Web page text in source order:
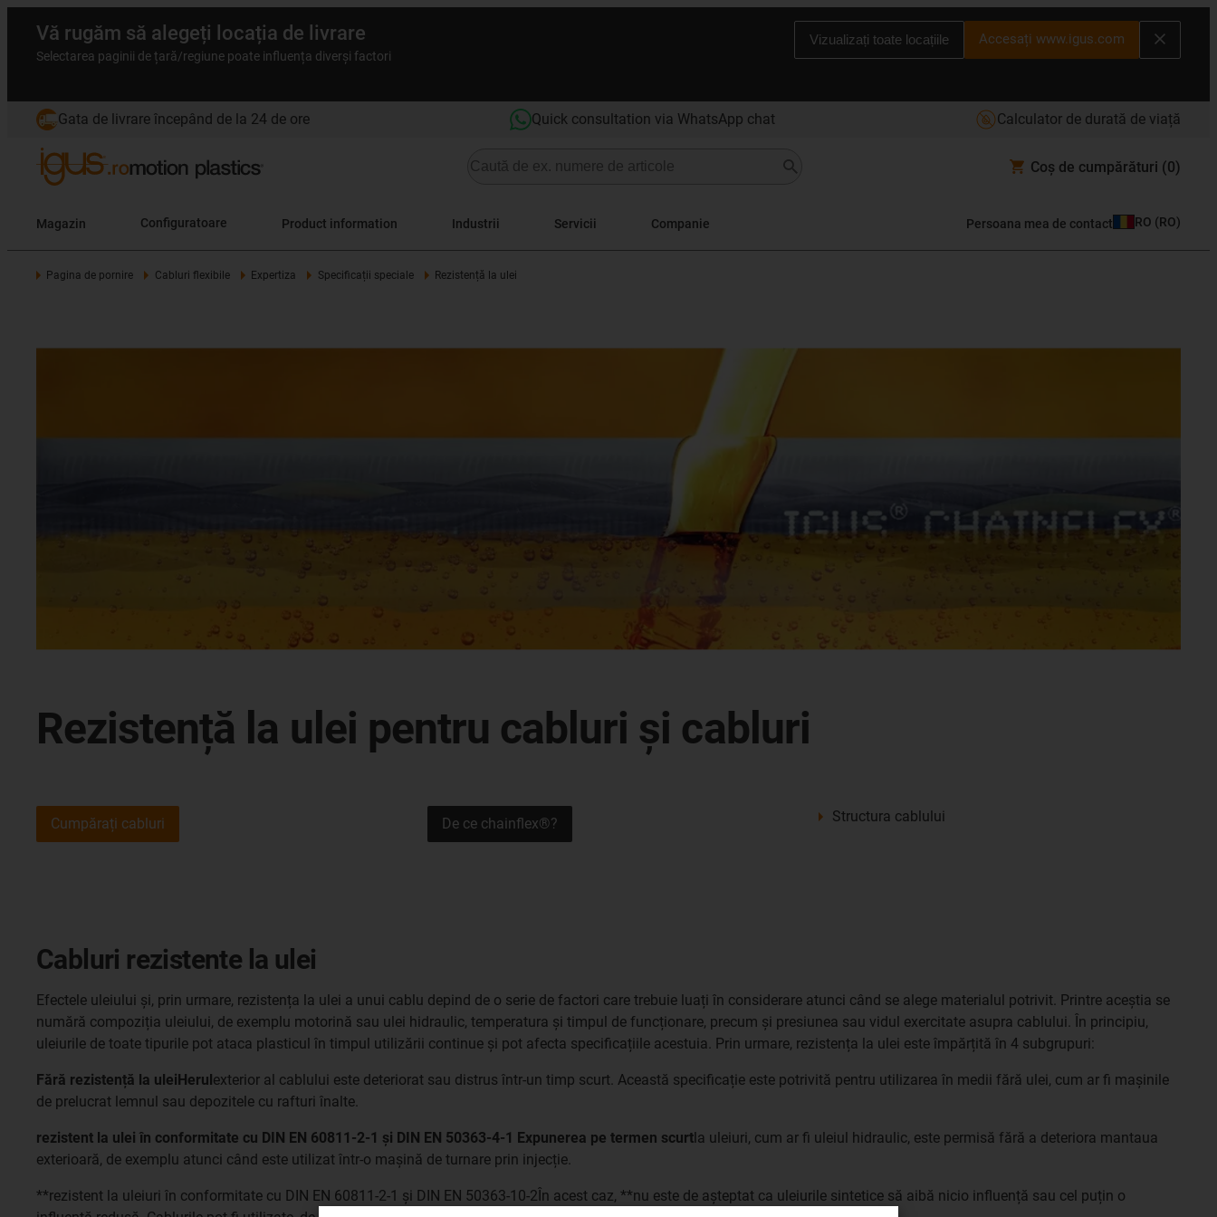
Vă rugăm să alegeți locația de livrare
Selectarea paginii de țară/regiune poate influența diverși factori
Vizualizați toate locațiile Accesați www.igus.com
Gata de livrare începând de la 24 de ore Quick consultation via WhatsApp chat Calculator de durată de viață
Coș de cumpărături (0)
Magazin Configuratoare Product information Industrii Servicii Companie Persoana mea de contact RO (RO)
Pagina de pornire Cabluri flexibile Expertiza Specificații speciale Rezistență la ulei
Rezistență la ulei pentru cabluri și cabluri
Cumpărați cabluri De ce chainflex®? Structura cablului
Cabluri rezistente la ulei
Efectele uleiului și, prin urmare, rezistența la ulei a unui cablu depind de o serie de factori care trebuie luați în considerare atunci când se alege materialul potrivit. Printre aceștia se
numără compoziția uleiului, de exemplu motorină sau ulei hidraulic, temperatura și timpul de funcționare, precum și presiunea sau vidul exercitate asupra cablului. În principiu,
uleiurile de toate tipurile pot ataca plasticul în timpul utilizării continue și pot afecta specificațiile acestuia. Prin urmare, rezistența la ulei este împărțită în 4 subgrupuri:
Fără rezistență la uleiHerulexterior al cablului este deteriorat sau distrus într-un timp scurt. Această specificație este potrivită pentru utilizarea în medii fără ulei, cum ar fi mașinile
de prelucrat lemnul sau depozitele cu rafturi înalte.
rezistent la ulei în conformitate cu DIN EN 60811-2-1 și DIN EN 50363-4-1 Expunerea pe termen scurtla uleiuri, cum ar fi uleiul hidraulic, este permisă fără a deteriora mantaua
exterioară, de exemplu atunci când este utilizat într-o mașină de turnare prin injecție.
**rezistent la uleiuri în conformitate cu DIN EN 60811-2-1 și DIN EN 50363-10-2În acest caz, **nu este de așteptat ca uleiurile sintetice să aibă nicio influență sau cel puțin o